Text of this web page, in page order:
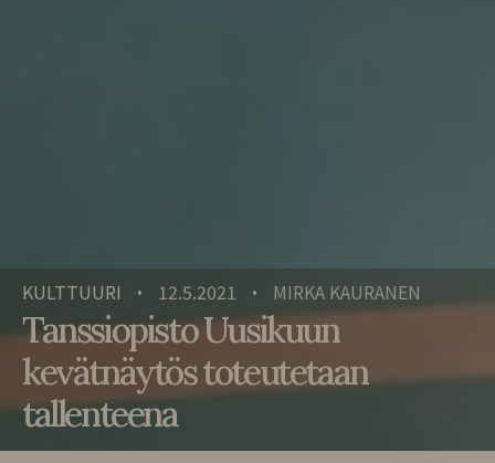
KULTTUURI • 12.5.2021 • MIRKA KAURANEN
Tanssiopisto Uusikuun
kevätnäytös toteutetaan
tallenteena